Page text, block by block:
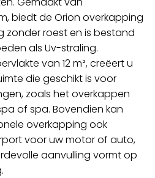
biedt de Orion overkapping
zonder roest en is bestand
als Uv-straling.
van 12 m², creëert u
die geschikt is voor
zoals het overkappen
of spa. Bovendien kan
overkapping ook
voor uw motor of auto,
aanvulling vormt op